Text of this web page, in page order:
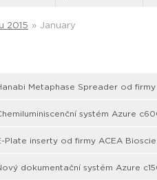
2015 » January
Metaphase Spreader od
systém Azure
Plate inserty od firmy ACEA
dokumentační systém Azure